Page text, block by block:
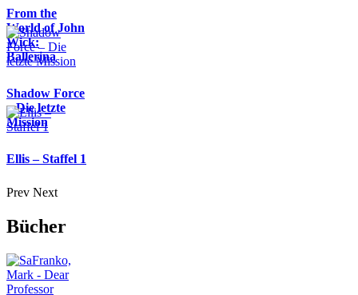
From the
World of John
Wick:
Ballerina
Shadow Force
– Die letzte
Mission
Ellis – Staffel 1
Prev Next
Bücher